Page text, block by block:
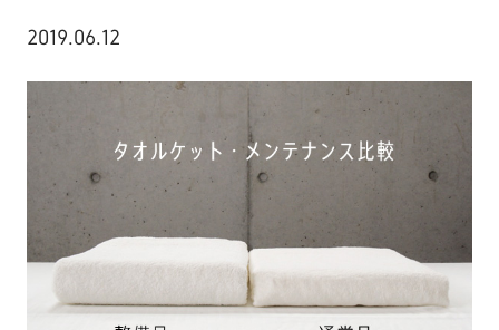
2019.06.12